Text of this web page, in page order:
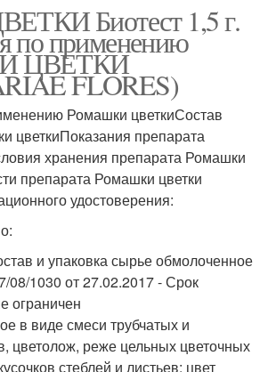
Биотест 1,5 г.
по применению
ЦВЕТКИ
FLORES)
Ромашки цветкиСостав
цветкиПоказания препарата
хранения препарата Ромашки
препарата Ромашки цветки
удостоверения:
и упаковка сырье обмолоченное
08/1030 от 27.02.2017 - Срок
ограничен
в виде смеси трубчатых и
цветолож, реже цельных цветочных
стеблей и листьев; цвет